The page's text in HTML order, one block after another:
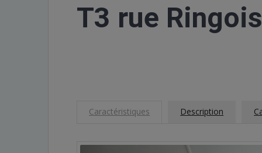
T3 rue
Caractéristiques Description